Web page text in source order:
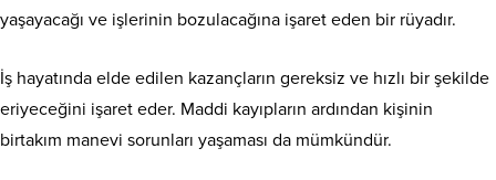
yaşayacağı ve işlerinin bozulacağına işaret eden bir rüyadır.
İş hayatında elde edilen kazançların gereksiz ve hızlı bir şekilde
eriyeceğini işaret eder. Maddi kayıpların ardından kişinin
birtakım manevi sorunları yaşaması da mümkündür.